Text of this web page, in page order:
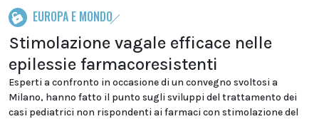
EUROPA E MONDO
Stimolazione vagale efficace nelle
epilessie farmacoresistenti
Esperti a confronto in occasione di un convegno svoltosi a
Milano, hanno fatto il punto sugli sviluppi del trattamento dei
casi pediatrici non rispondenti ai farmaci con stimolazione del